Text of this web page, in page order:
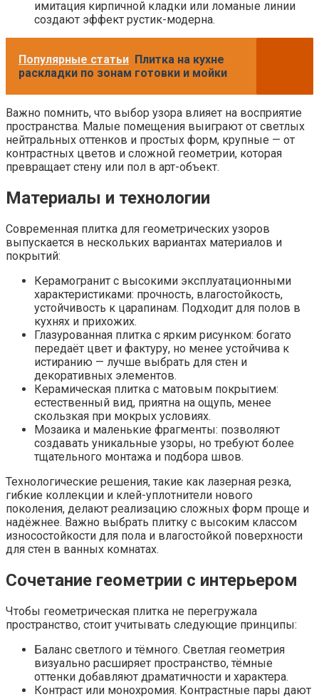
имитация кирпичной кладки или ломаные линии
создают эффект рустик-модерна.
Популярные статьи Плитка на кухне
раскладки по зонам готовки и мойки
Важно помнить, что выбор узора влияет на восприятие
пространства. Малые помещения выиграют от светлых
нейтральных оттенков и простых форм, крупные — от
контрастных цветов и сложной геометрии, которая
превращает стену или пол в арт-объект.
Материалы и технологии
Современная плитка для геометрических узоров
выпускается в нескольких вариантах материалов и
покрытий:
Керамогранит с высокими эксплуатационными
характеристиками: прочность, влагостойкость,
устойчивость к царапинам. Подходит для полов в
кухнях и прихожих.
Глазурованная плитка с ярким рисунком: богато
передаёт цвет и фактуру, но менее устойчива к
истиранию — лучше выбрать для стен и
декоративных элементов.
Керамическая плитка с матовым покрытием:
естественный вид, приятна на ощупь, менее
скользкая при мокрых условиях.
Мозаика и маленькие фрагменты: позволяют
создавать уникальные узоры, но требуют более
тщательного монтажа и подбора швов.
Технологические решения, такие как лазерная резка,
гибкие коллекции и клей-уплотнители нового
поколения, делают реализацию сложных форм проще и
надёжнее. Важно выбрать плитку с высоким классом
износостойкости для пола и влагостойкой поверхности
для стен в ванных комнатах.
Сочетание геометрии с интерьером
Чтобы геометрическая плитка не перегружала
пространство, стоит учитывать следующие принципы:
Баланс светлого и тёмного. Светлая геометрия
визуально расширяет пространство, тёмные
оттенки добавляют драматичности и характера.
Контраст или монохромия. Контрастные пары дают